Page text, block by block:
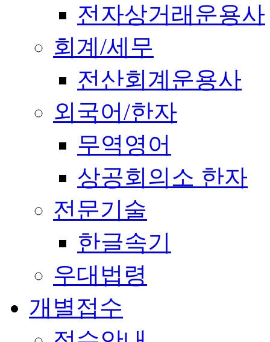
전자상거래운용사
회계/세무
전산회계운용사
외국어/한자
무역영어
상공회의소 한자
전문기술
한글속기
우대법령
개별접수